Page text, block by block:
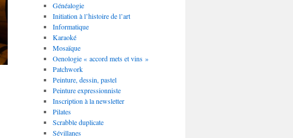
Généalogie
Initiation à l’histoire de l’art
Informatique
Karaoké
Mosaïque
Oenologie « accord mets et vins »
Patchwork
Peinture, dessin, pastel
Peinture expressionniste
Inscription à la newsletter
Pilates
Scrabble duplicate
Sévillanes